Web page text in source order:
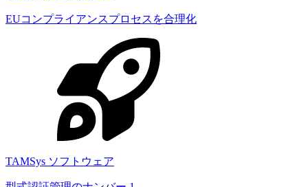
EUコンプライアンスプロセスを合理化
TAMSys ソフトウェア